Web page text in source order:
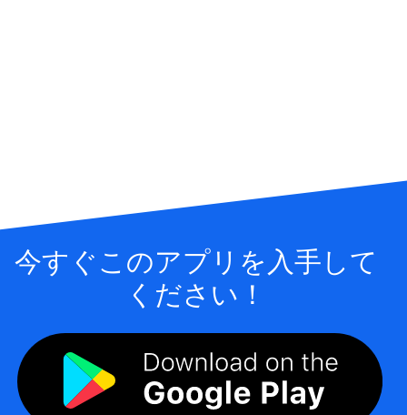
今すぐこのアプリを入手して
ください！